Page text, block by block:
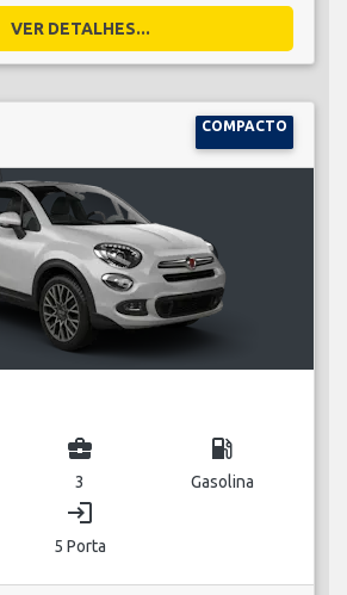
VER DETALHES...
COMPACTO
business_center
3
local_gas_station
Gasolina
login
5 Porta